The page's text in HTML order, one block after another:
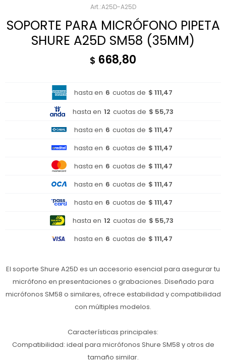
A25D-A25D
SOPORTE PARA MICRÓFONO PIPETA
SHURE A25D SM58 (35MM)
$ 668,80
hasta en 6 cuotas de $ 111,47
hasta en 12 cuotas de $ 55,73
hasta en 6 cuotas de $ 111,47
hasta en 6 cuotas de $ 111,47
hasta en 6 cuotas de $ 111,47
hasta en 6 cuotas de $ 111,47
hasta en 6 cuotas de $ 111,47
hasta en 12 cuotas de $ 55,73
hasta en 6 cuotas de $ 111,47
El soporte Shure A25D es un accesorio esencial para asegurar tu
micrófono en presentaciones o grabaciones. Diseñado para
micrófonos SM58 o similares, ofrece estabilidad y compatibilidad
con múltiples modelos.
Características principales:
Compatibilidad: ideal para micrófonos Shure SM58 y otros de
tamaño similar.